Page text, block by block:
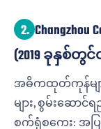
2. Changzhou
(2019 ခုနှစ်
အဓိကထုတ်ကုန်မျာ
များ, စွမ်းဆော
စက်ရုံစကေး: အ